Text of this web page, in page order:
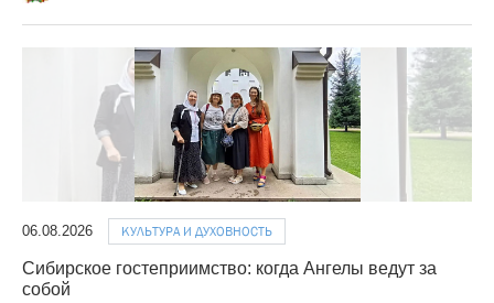
06.08.2026 КУЛЬТУРА И ДУХОВНОСТЬ
Сибирское гостеприимство: когда Ангелы ведут за
собой